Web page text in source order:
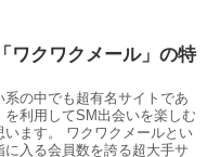
ワクワクメール」の特
の中でも超有名サイトであ
を利用してSM出会いを楽しむ
ます。 ワクワクメールとい
に入る会員数を誇る超大手サ